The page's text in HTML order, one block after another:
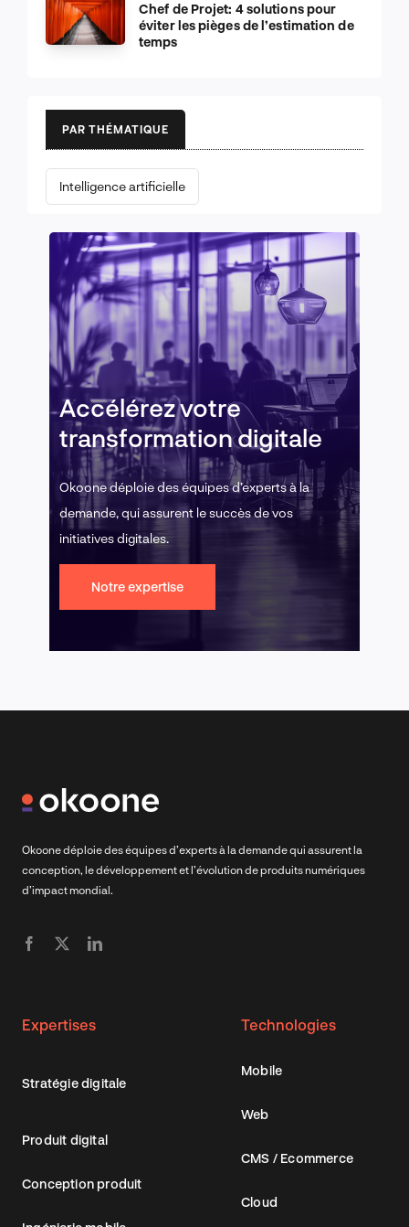
Chef de Projet: 4 solutions pour
éviter les pièges de l’estimation de
temps
PAR THÉMATIQUE
Intelligence artificielle
Accélérez votre
transformation digitale
Okoone déploie des équipes d’experts à la
demande, qui assurent le succès de vos
initiatives digitales.
Notre expertise
Okoone déploie des équipes d’experts à la demande qui assurent la
conception, le développement et l’évolution de produits numériques
d’impact mondial.
Expertises
Stratégie digitale
Produit digital
Conception produit
Technologies
Mobile
Web
CMS / Ecommerce
Cloud